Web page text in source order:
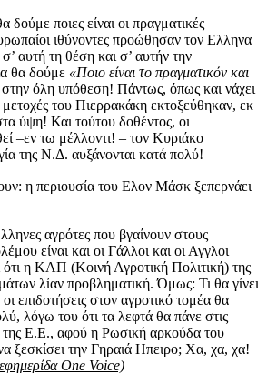
δούμε ποιες είναι οι πραγματικές
ιθύνοντες προώθησαν τον Ελληνα
αυτή τη θέση και σ’ αυτήν την
θα δούμε «Ποιο είναι το πραγματικόν και
στην όλη υπόθεση! Πάντως, όπως και νάχει
μετοχές του Πιερρακάκη εκτοξεύθηκαν, εκ
ύψη! Και τούτου δοθέντος, οι
–εν τω μέλλοντι! – τον Κυριάκο
της Ν.Δ. αυξάνονται κατά πολύ!
η περιουσία του Ελον Μάσκ ξεπερνάει
αγρότες που βγαίνουν στους
είναι και οι Γάλλοι και οι Αγγλοι
ότι η ΚΑΠ (Κοινή Αγροτική Πολιτική) της
λίαν προβληματική. Όμως: Τι θα γίνει
επιδοτήσεις στον αγροτικό τομέα θα
λόγω του ότι τα λεφτά θα πάνε στις
της Ε.Ε., αφού η Ρωσική αρκούδα του
ξεσκίσει την Γηραιά Ηπειρο; Χα, χα, χα!
One Voice)